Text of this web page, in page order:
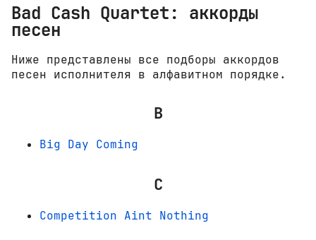
Bad Cash Quartet: аккорды
песен
Ниже представлены все подборы аккордов
песен исполнителя в алфавитном порядке.
B
Big Day Coming
C
Competition Aint Nothing